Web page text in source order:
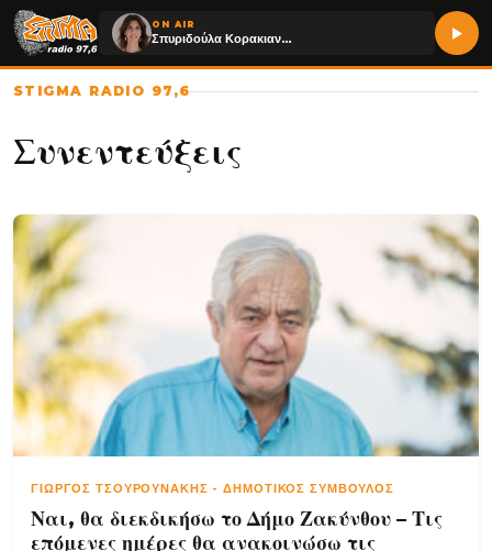
ON AIR
Σπυριδούλα Κορακιανίτη
STIGMA RADIO 97,6
Συνεντεύξεις
ΓΙΏΡΓΟΣ ΤΣΟΥΡΟΥΝΆΚΗΣ -ΔΗΜΟΤΙΚΌΣ ΣΎΜΒΟΥΛΟΣ
Ναι, θα διεκδικήσω το Δήμο Ζακύνθου – Τις
επόμενες ημέρες θα ανακοινώσω τις